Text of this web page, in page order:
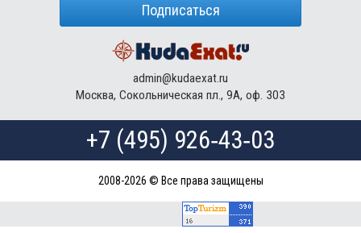
Подписаться
admin@kudaexat.ru
Москва, Сокольническая пл., 9А, оф. 303
+7 (495) 926‑43‑03
2008-2026 © Все права защищены